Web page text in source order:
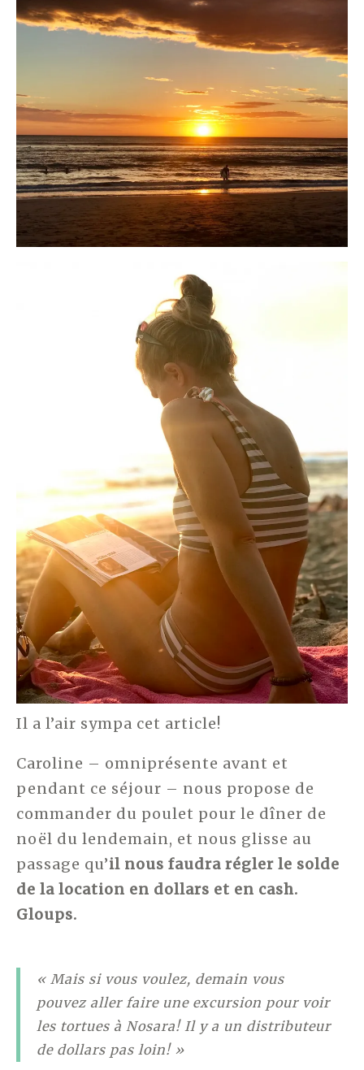
Il a l’air sympa cet article!
Caroline – omniprésente avant et
pendant ce séjour – nous propose de
commander du poulet pour le dîner de
noël du lendemain, et nous glisse au
passage qu’il nous faudra régler le solde
de la location en dollars et en cash.
Gloups.
« Mais si vous voulez, demain vous
pouvez aller faire une excursion pour voir
les tortues à Nosara! Il y a un distributeur
de dollars pas loin! »